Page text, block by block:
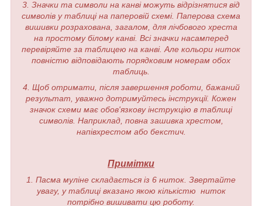
3. Значки та символи на канві можуть відрізнятися від
символів у таблиці на паперовій схемі. Паперова схема
вишивки розрахована, загалом, для лічбового хреста
на простому білому канві. Всі значки насамперед
перевіряйте за таблицею на канві. Але кольори ниток
повністю відповідають порядковим номерам обох
таблиць.
4. Щоб отримати, після завершення роботи, бажаний
результат, уважно дотримуйтесь інструкції. Кожен
значок схеми має обов'язкову інструкцію в таблиці
символів. Наприклад, повна зашивка хрестом,
напівхрестом або бекстич.
Примітки
1. Пасма муліне складається із 6 ниток. Звертайте
увагу, у таблиці вказано якою кількістю ниток
потрібно вишивати цю роботу.